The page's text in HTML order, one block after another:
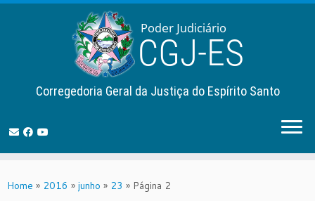
to
Corregedoria Geral da Justiça do Espírito Santo
Home » 2016 » junho » 23 » Página 2